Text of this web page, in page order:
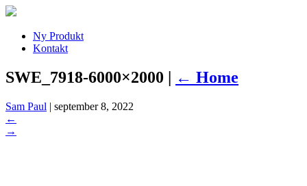
Ny Produkt
Kontakt
SWE_7918-6000×2000 | ← Home
Sam Paul | september 8, 2022
←
→